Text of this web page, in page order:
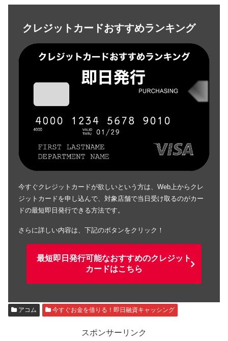
クレジットカードおすすめランキング
今すぐクレジットカードが欲しいという方は、Web上からクレ
ジットカードを申し込んで、対象店舗で当日受け取るのがカー
ドの最短即日発行できる方法です。
さらに詳しい内容は、下記のボタンをクリック！
最短即日発行可能なおすすめのクレジット
カードはこちら
アコム 今すぐお金を借りる！即日融資キャッシング
スポンサーリンク